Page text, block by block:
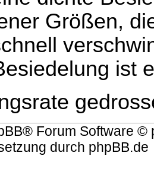
Größen,
ist
® Forum Software ©
durch phpBB.de